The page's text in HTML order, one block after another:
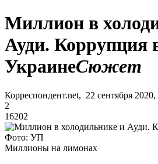
Миллион в
Ауди. Коррупция
УкраинеСюжет
Корреспондент.net, 22 сентября 2020,
2
16202
Фото: УП
Миллионы на лимонах